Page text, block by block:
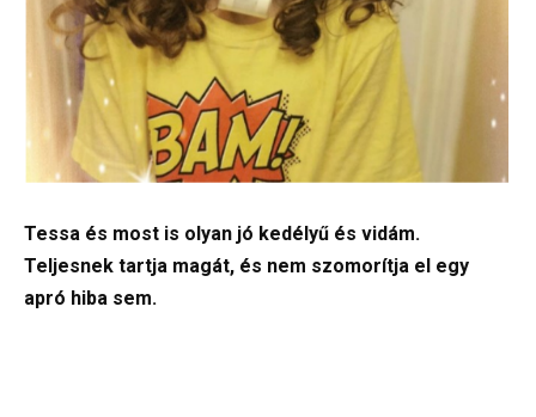
Tessa és most is olyan jó kedélyű és vidám.
Teljesnek tartja magát, és nem szomorítja el egy
apró hiba sem.